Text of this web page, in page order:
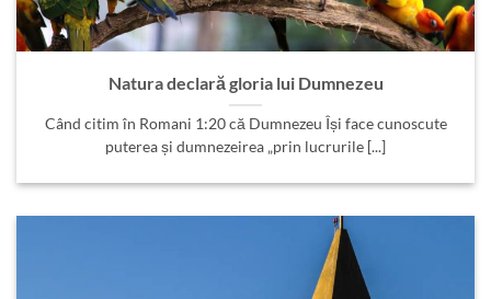
Natura declară gloria lui Dumnezeu
Când citim în Romani 1:20 că Dumnezeu Își face cunoscute
puterea și dumnezeirea „prin lucrurile [...]